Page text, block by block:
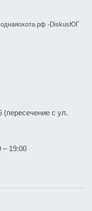
-DiskusЮГ
(пересечение с ул.
– 19:00